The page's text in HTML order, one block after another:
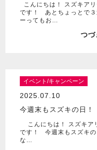
こんにちは！ スズキア
です！ あとちょっとで３
ーってもお…
つづ
イベント/キャンペーン
2025.07.10
今週末もスズキの日！
こんにちは！ スズキア
です！ 今週末もスズキ
な…